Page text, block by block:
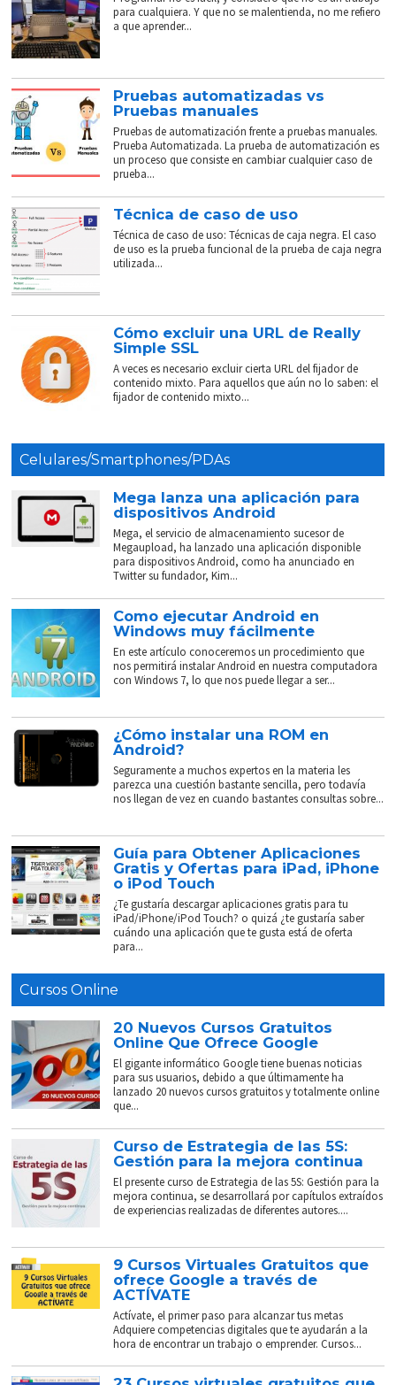
para cualquiera. Y que no se malentienda, no me refiero
a que aprender...
Pruebas automatizadas vs
Pruebas manuales
Pruebas de automatización frente a pruebas manuales.
Prueba Automatizada. La prueba de automatización es
un proceso que consiste en cambiar cualquier caso de
prueba...
Técnica de caso de uso
Técnica de caso de uso: Técnicas de caja negra. El caso
de uso es la prueba funcional de la prueba de caja negra
utilizada...
Cómo excluir una URL de Really
Simple SSL
A veces es necesario excluir cierta URL del fijador de
contenido mixto. Para aquellos que aún no lo saben: el
fijador de contenido mixto...
Celulares/Smartphones/PDAs
Mega lanza una aplicación para
dispositivos Android
Mega, el servicio de almacenamiento sucesor de
Megaupload, ha lanzado una aplicación disponible
para dispositivos Android, como ha anunciado en
Twitter su fundador, Kim...
Como ejecutar Android en
Windows muy fácilmente
En este artículo conoceremos un procedimiento que
nos permitirá instalar Android en nuestra computadora
con Windows 7, lo que nos puede llegar a ser...
¿Cómo instalar una ROM en
Android?
Seguramente a muchos expertos en la materia les
parezca una cuestión bastante sencilla, pero todavía
nos llegan de vez en cuando bastantes consultas sobre...
Guía para Obtener Aplicaciones
Gratis y Ofertas para iPad, iPhone
o iPod Touch
¿Te gustaría descargar aplicaciones gratis para tu
iPad/iPhone/iPod Touch? o quizá ¿te gustaría saber
cuándo una aplicación que te gusta está de oferta
para...
Cursos Online
20 Nuevos Cursos Gratuitos
Online Que Ofrece Google
El gigante informático Google tiene buenas noticias
para sus usuarios, debido a que últimamente ha
lanzado 20 nuevos cursos gratuitos y totalmente online
que...
Curso de Estrategia de las 5S:
Gestión para la mejora continua
El presente curso de Estrategia de las 5S: Gestión para la
mejora continua, se desarrollará por capítulos extraídos
de experiencias realizadas de diferentes autores....
9 Cursos Virtuales Gratuitos que
ofrece Google a través de
ACTÍVATE
Actívate, el primer paso para alcanzar tus metas
Adquiere competencias digitales que te ayudarán a la
hora de encontrar un trabajo o emprender. Cursos...